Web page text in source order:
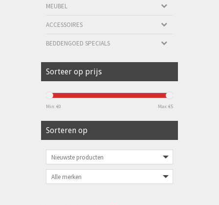
MEUBEL
ACCESSOIRES
BEDDENGOED SPECIALS
Sorteer op prijs
Min: €0 Max: €5
Sorteren op